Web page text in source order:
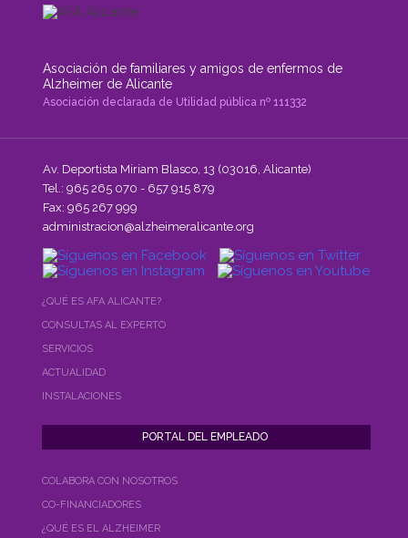
Asociación de familiares y amigos de enfermos de
Alzheimer de Alicante
Asociación declarada de Utilidad pública nº 111332
Av. Deportista Miriam Blasco, 13 (03016, Alicante)
Tel.: 965 265 070 - 657 915 879
Fax: 965 267 999
administracion@alzheimeralicante.org
¿QUÉ ES AFA ALICANTE?
CONSULTAS AL EXPERTO
SERVICIOS
ACTUALIDAD
INSTALACIONES
COLABORA CON NOSOTROS
CO-FINANCIADORES
¿QUÉ ES EL ALZHEIMER